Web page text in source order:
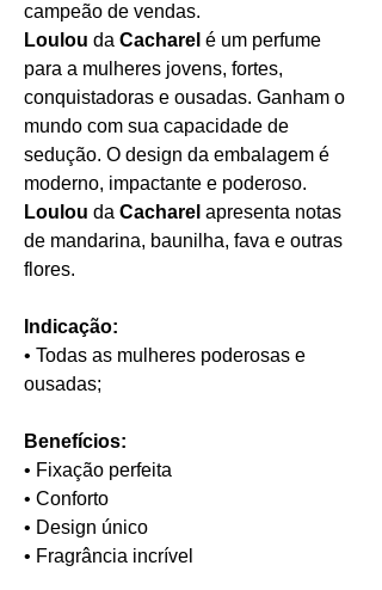
campeão de vendas.
Loulou da Cacharel é um perfume
para a mulheres jovens, fortes,
conquistadoras e ousadas. Ganham o
mundo com sua capacidade de
sedução. O design da embalagem é
moderno, impactante e poderoso.
Loulou da Cacharel apresenta notas
de mandarina, baunilha, fava e outras
flores.
Indicação:
• Todas as mulheres poderosas e
ousadas;
Benefícios:
• Fixação perfeita
• Conforto
• Design único
• Fragrância incrível